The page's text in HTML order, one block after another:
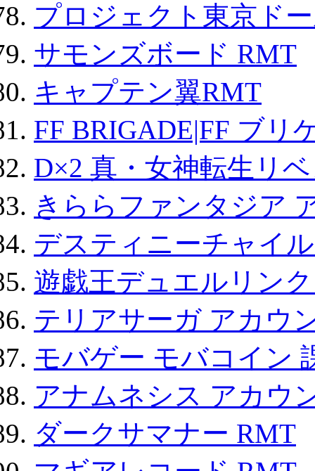
プロジェクト東京ド
サモンズボード RMT
キャプテン翼RMT
FF BRIGADE|FF ブリ
D×2 真・女神転生リ
きららファンタジア
デスティニーチャイ
遊戯王デュエルリン
テリアサーガ アカウ
モバゲー モバコイン
アナムネシス アカウ
ダークサマナー RMT